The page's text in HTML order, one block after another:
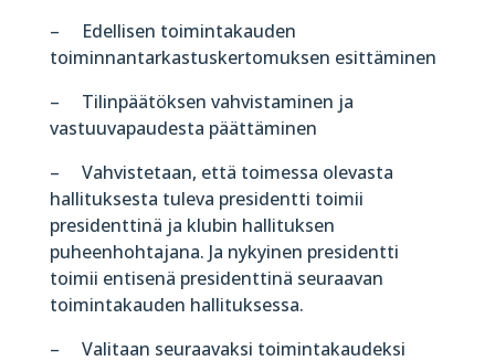
– Edellisen toimintakauden
toiminnantarkastuskertomuksen esittäminen
– Tilinpäätöksen vahvistaminen ja
vastuuvapaudesta päättäminen
– Vahvistetaan, että toimessa olevasta
hallituksesta tuleva presidentti toimii
presidenttinä ja klubin hallituksen
puheenhohtajana. Ja nykyinen presidentti
toimii entisenä presidenttinä seuraavan
toimintakauden hallituksessa.
– Valitaan seuraavaksi toimintakaudeksi